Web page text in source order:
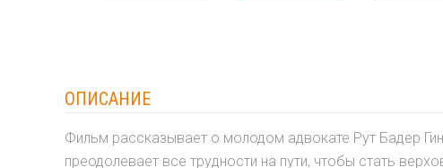
ОПИСАНИЕ
Фильм рассказывает о молодом адвокате Рут Бадер
преодолевает все трудности на пути, чтобы стать